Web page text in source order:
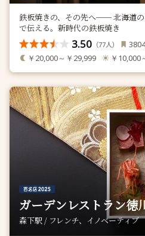
鉄板焼きの、その先へ── 北海道
で伝える。新時代の鉄板焼き
3.50 （77人） 3804
￥20,000～￥29,999 ￥10,000
ガーデンレストラン徳
森下駅 / フレンチ、イノベーティブ